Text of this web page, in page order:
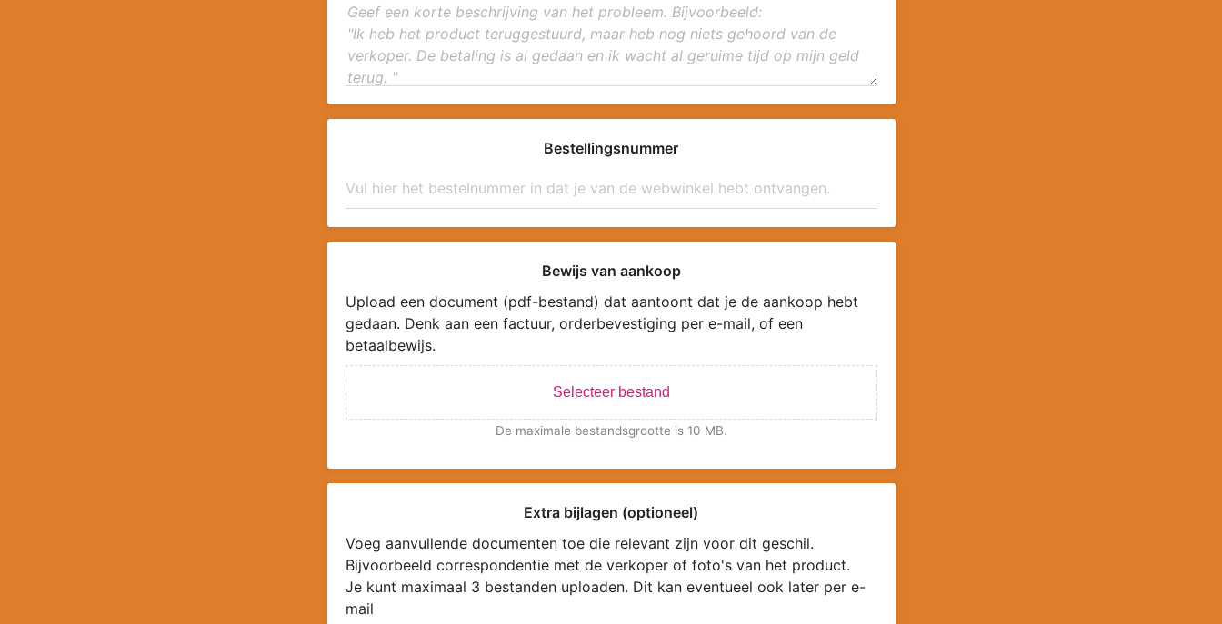
Bestellingsnummer
Bewijs van aankoop
Upload een document (pdf-bestand) dat aantoont dat je de aankoop hebt
gedaan. Denk aan een factuur, orderbevestiging per e-mail, of een
betaalbewijs.
Selecteer bestand
De maximale bestandsgrootte is 10 MB.
Extra bijlagen (optioneel)
Voeg aanvullende documenten toe die relevant zijn voor dit geschil.
Bijvoorbeeld correspondentie met de verkoper of foto's van het product.
Je kunt maximaal 3 bestanden uploaden. Dit kan eventueel ook later per e-
mail